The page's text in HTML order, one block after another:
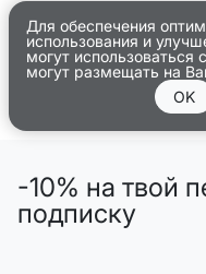
Для обеспечения
использования и
могут использоваться
могут размещать на
OK
-10% на твой
подписку